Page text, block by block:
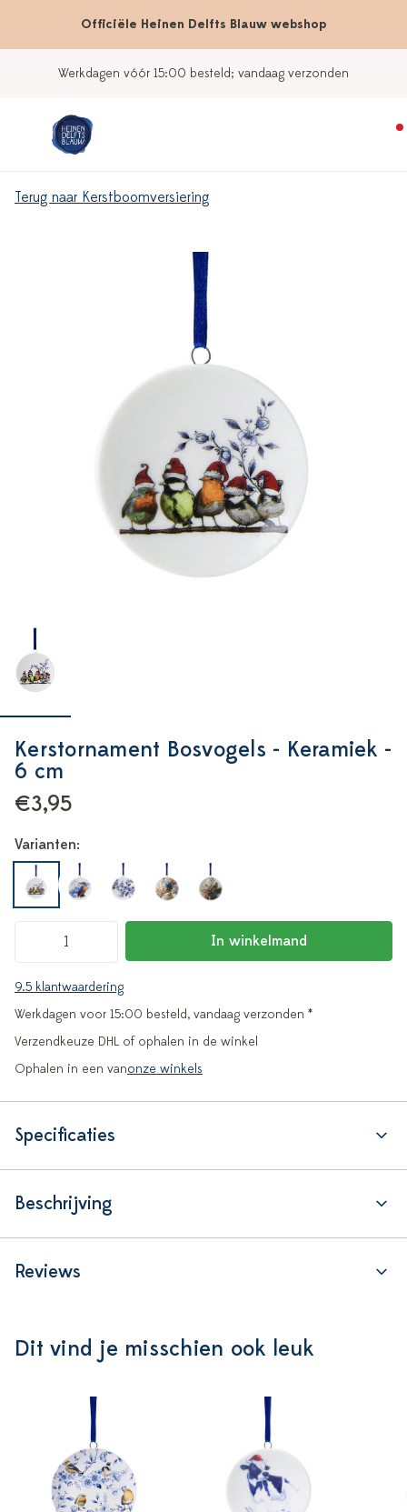
Officiële Heinen Delfts Blauw webshop
Werkdagen vóór 15:00 besteld; vandaag verzonden
Terug naar Kerstboomversiering
Kerstornament Bosvogels - Keramiek -
6 cm
€3,95
Varianten:
In winkelmand
9.5 klantwaardering
Werkdagen voor 15:00 besteld, vandaag verzonden *
Verzendkeuze DHL of ophalen in de winkel
Ophalen in een vanonze winkels
Specificaties
Beschrijving
Reviews
Dit vind je misschien ook leuk